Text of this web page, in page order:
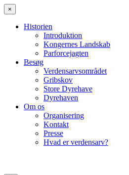
×
Historien
Introduktion
Kongernes Landskab
Parforcejagten
Besøg
Verdensarvsområdet
Gribskov
Store Dyrehave
Dyrehaven
Om os
Organisering
Kontakt
Presse
Hvad er verdensarv?